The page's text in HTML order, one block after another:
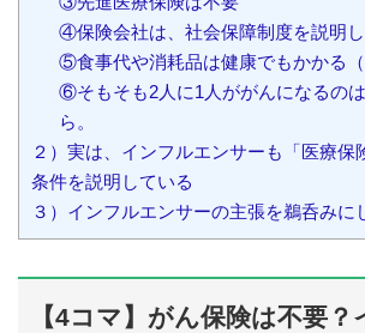
④保険会社は、社会保障制度を説明
⑤食事代や消耗品は健康でもかかる（
⑥そもそも2人に1人ががんになるの
ら。
２）実は、インフルエンサーも「医療保
条件を説明している
３）インフルエンサーの主張を鵜呑みに
【4コマ】がん保険は不要